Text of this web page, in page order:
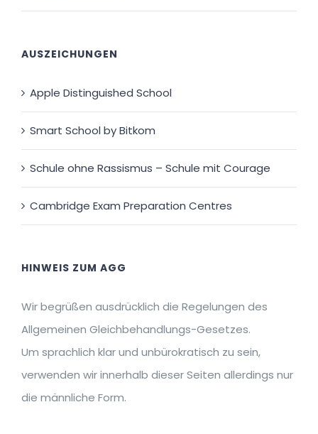
AUSZEICHUNGEN
Apple Distinguished School
Smart School by Bitkom
Schule ohne Rassismus – Schule mit Courage
Cambridge Exam Preparation Centres
HINWEIS ZUM AGG
Wir begrüßen ausdrücklich die Regelungen des
Allgemeinen Gleichbehandlungs-Gesetzes.
Um sprachlich klar und unbürokratisch zu sein,
verwenden wir innerhalb dieser Seiten allerdings nur
die männliche Form.